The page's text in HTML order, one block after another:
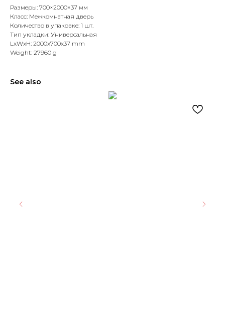
Размеры: 700×2000×37 мм
Класс: Межкомнатная дверь
Количество в упаковке: 1 шт.
Тип укладки: Универсальная
LxWxH: 2000x700x37 mm
Weight: 27960 g
See also